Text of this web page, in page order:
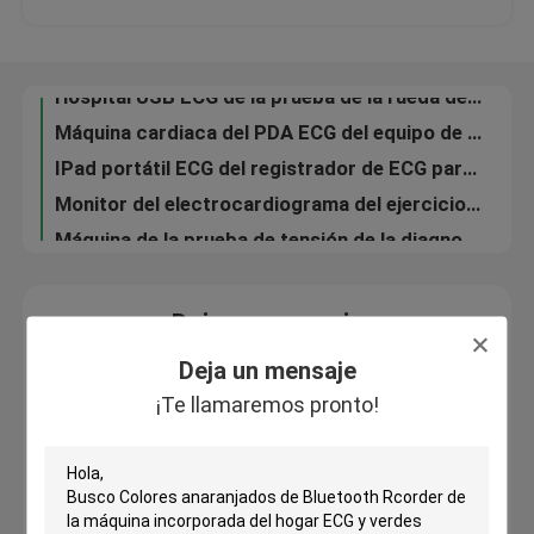
Deja un mensaje
¡Te llamaremos pronto!
Control de calidad
máquina del ecg del PDA
Deja un mensaje
¡Te llamaremos pronto!